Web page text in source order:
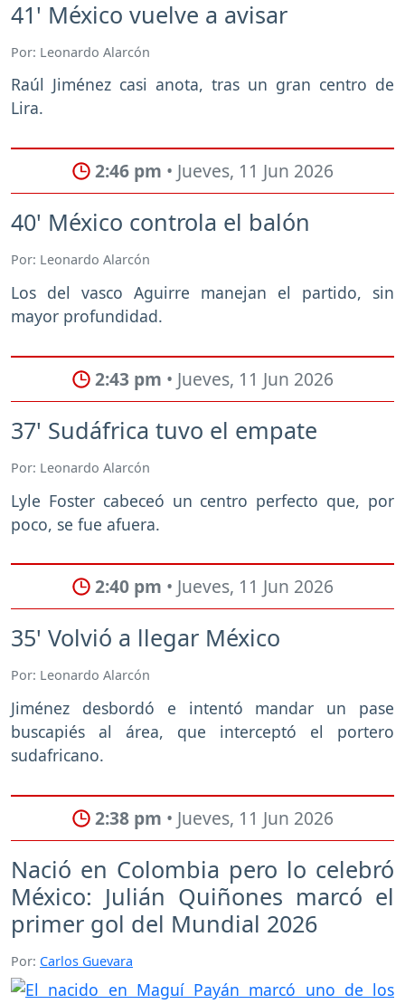
41' México vuelve a avisar
Por: Leonardo Alarcón
Raúl Jiménez casi anota, tras un gran centro de
Lira.
2:46 pm • Jueves, 11 Jun 2026
40' México controla el balón
Por: Leonardo Alarcón
Los del vasco Aguirre manejan el partido, sin
mayor profundidad.
2:43 pm • Jueves, 11 Jun 2026
37' Sudáfrica tuvo el empate
Por: Leonardo Alarcón
Lyle Foster cabeceó un centro perfecto que, por
poco, se fue afuera.
2:40 pm • Jueves, 11 Jun 2026
35' Volvió a llegar México
Por: Leonardo Alarcón
Jiménez desbordó e intentó mandar un pase
buscapiés al área, que interceptó el portero
sudafricano.
2:38 pm • Jueves, 11 Jun 2026
Nació en Colombia pero lo celebró
México: Julián Quiñones marcó el
primer gol del Mundial 2026
Por: Carlos Guevara